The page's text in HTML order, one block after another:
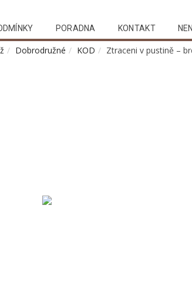
PORADNA KONTAKT
Dobrodružné KOD Ztraceni v pustině –